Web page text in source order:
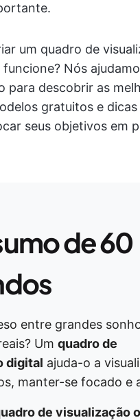
um quadro de
Nós
para descobrir as
gratuitos e
seus objetivos em
de 60
entre grandes
Um quadro de
digital ajuda-o a
manter-se focado e
de visualização